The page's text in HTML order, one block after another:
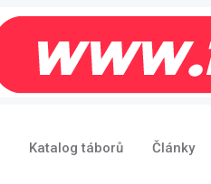
Katalog táborů Články